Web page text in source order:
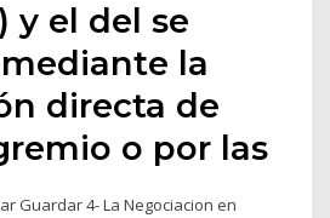
y el del se
la
directa de
o por las
Guardar 4- La Negociacion en